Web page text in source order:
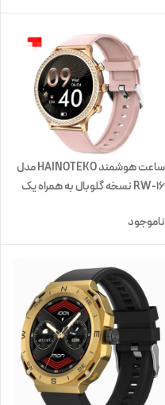
ساعت هوشمند HAINOTEKO مدل
RW-16 نسخه گلوبال به همراه یک
ناموجود